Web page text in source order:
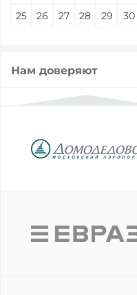
25
26 27 28 29 30
Нам доверяют